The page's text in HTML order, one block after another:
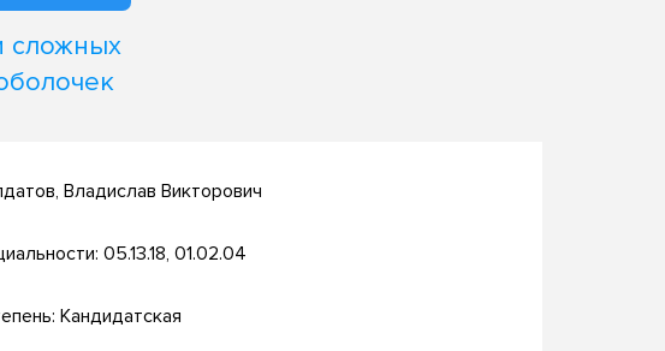
сложных
Владислав Викторович
05.13.18, 01.02.04
Кандидатская